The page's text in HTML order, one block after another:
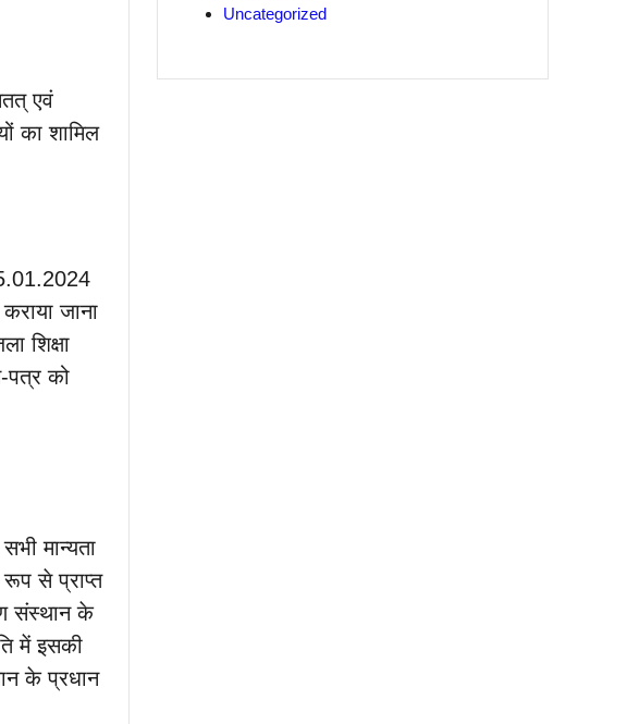
एवं
का शामिल
जाना
शिक्षा
पत्र को
मान्यता
रूप से प्राप्त
संस्थान के
में इसकी
के प्रधान
Uncategorized